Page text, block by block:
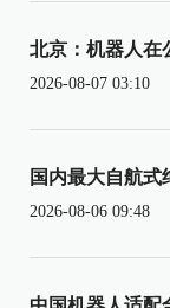
北京：机器人在
2026-08-07 03:10
国内最大自航式
2026-08-06 09:48